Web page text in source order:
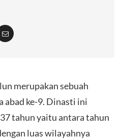
merupakan sebuah
abad ke-9. Dinasti ini
tahun yaitu antara tahun
luas wilayahnya